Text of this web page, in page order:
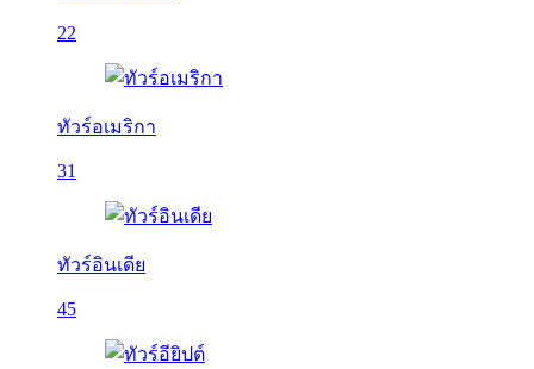
22
ทัวร์อเมริกา
31
ทัวร์อินเดีย
45